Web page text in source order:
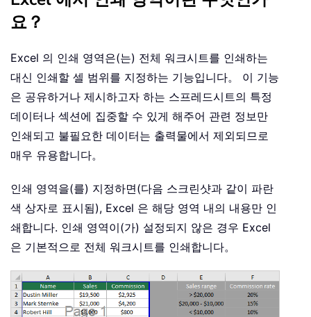
요？
Excel 의 인쇄 영역은(는) 전체 워크시트를 인쇄하는
대신 인쇄할 셀 범위를 지정하는 기능입니다。 이 기능
은 공유하거나 제시하고자 하는 스프레드시트의 특정
데이터나 섹션에 집중할 수 있게 해주어 관련 정보만
인쇄되고 불필요한 데이터는 출력물에서 제외되므로
매우 유용합니다。
인쇄 영역을(를) 지정하면(다음 스크린샷과 같이 파란
색 상자로 표시됨), Excel 은 해당 영역 내의 내용만 인
쇄합니다. 인쇄 영역이(가) 설정되지 않은 경우 Excel
은 기본적으로 전체 워크시트를 인쇄합니다。